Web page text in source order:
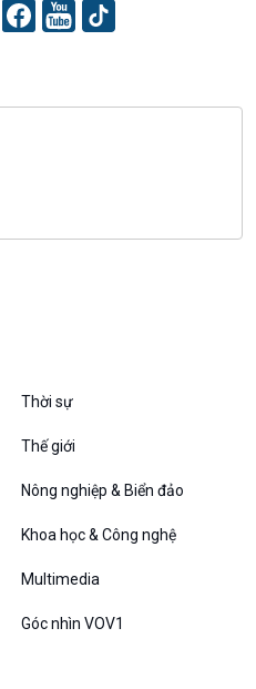
Thời sự
Thế giới
Nông nghiệp & Biển đảo
Khoa học & Công nghệ
Multimedia
Góc nhìn VOV1